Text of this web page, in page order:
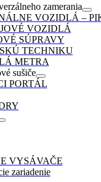
zamerania
VOZIDLÁ –
VOZIDLÁ
SÚPRAVY
TECHNIKU
METRA
sušiče
PORTÁL
VYSÁVAČE
zariadenie